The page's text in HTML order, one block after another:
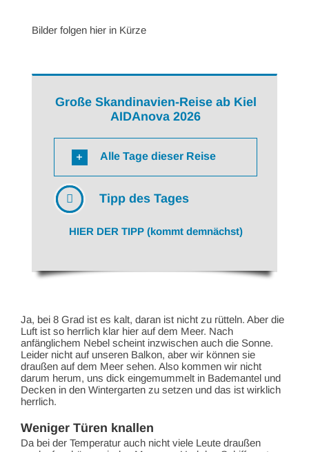
Bilder folgen hier in Kürze
Große Skandinavien-Reise ab Kiel
AIDAnova 2026
Alle Tage dieser Reise
Tipp des Tages
HIER DER TIPP (kommt demnächst)
Ja, bei 8 Grad ist es kalt, daran ist nicht zu rütteln. Aber die
Luft ist so herrlich klar hier auf dem Meer. Nach
anfänglichem Nebel scheint inzwischen auch die Sonne.
Leider nicht auf unseren Balkon, aber wir können sie
draußen auf dem Meer sehen. Also kommen wir nicht
darum herum, uns dick eingemummelt in Bademantel und
Decken in den Wintergarten zu setzen und das ist wirklich
herrlich.
Weniger Türen knallen
Da bei der Temperatur auch nicht viele Leute draußen